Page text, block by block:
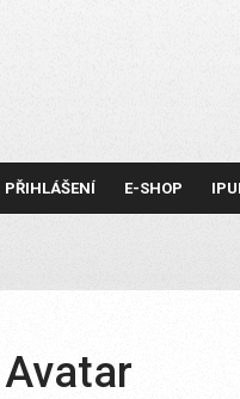
PŘIHLÁŠENÍ E-SHOP
Avatar